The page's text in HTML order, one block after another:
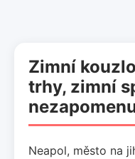
Zimní
trhy, zimní
Neapol, město na